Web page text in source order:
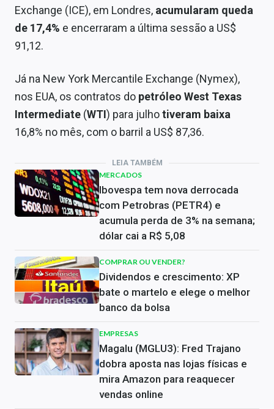
Exchange (ICE), em Londres, acumularam queda
de 17,4% e encerraram a última sessão a US$
91,12.
Já na New York Mercantile Exchange (Nymex),
nos EUA, os contratos do petróleo West Texas
Intermediate (WTI) para julhotiveram baixa
16,8% no mês, com o barril a US$ 87,36.
LEIA TAMBÉM
MERCADOS
Ibovespa tem nova derrocada
com Petrobras (PETR4) e
acumula perda de 3% na semana;
dólar cai a R$ 5,08
COMPRAR OU VENDER?
Dividendos e crescimento: XP
bate o martelo e elege o melhor
banco da bolsa
EMPRESAS
Magalu (MGLU3): Fred Trajano
dobra aposta nas lojas físicas e
mira Amazon para reaquecer
vendas online